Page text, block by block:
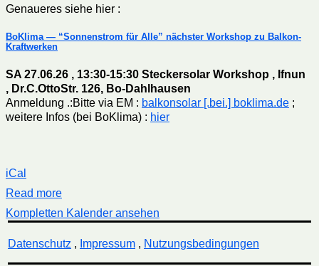
Genaueres siehe hier :
BoKlima — “Sonnenstrom für Alle” nächster Workshop zu Balkon-
Kraftwerken
SA 27.06.26 , 13:30-15:30 Steckersolar Workshop , Ifnun
, Dr.C.OttoStr. 126, Bo-Dahlhausen
Anmeldung .:Bitte via EM : balkonsolar [.bei.] boklima.de ;
weitere Infos (bei BoKlima) : hier
iCal
Read more
Kompletten Kalender ansehen
Datenschutz , Impressum, Nutzungsbedingungen